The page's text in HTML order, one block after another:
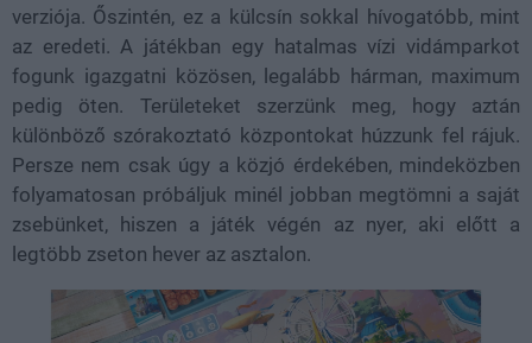
verziója. Őszintén, ez a külcsín sokkal hívogatóbb, mint
az eredeti. A játékban egy hatalmas vízi vidámparkot
fogunk igazgatni közösen, legalább hárman, maximum
pedig öten. Területeket szerzünk meg, hogy aztán
különböző szórakoztató központokat húzzunk fel rájuk.
Persze nem csak úgy a közjó érdekében, mindeközben
folyamatosan próbáljuk minél jobban megtömni a saját
zsebünket, hiszen a játék végén az nyer, aki előtt a
legtöbb zseton hever az asztalon.